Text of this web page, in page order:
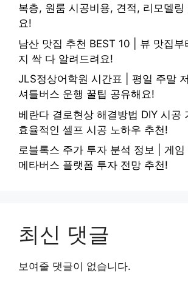
복층, 원룸 시공비용, 견적, 리모델링
요!
남산 맛집 추천 BEST 10 | 뷰 맛집
지 싹 다 알려드려요!
JLS정상어학원 시간표 | 평일 주말
셔틀버스 운행 꿀팁 공유해요!
베란다 결로현상 해결방법 DIY 시공
효율적인 셀프 시공 노하우 추천!
로블록스 주가 투자 분석 정보 | 게
메타버스 플랫폼 투자 전망 추천!
최신 댓글
보여줄 댓글이 없습니다.